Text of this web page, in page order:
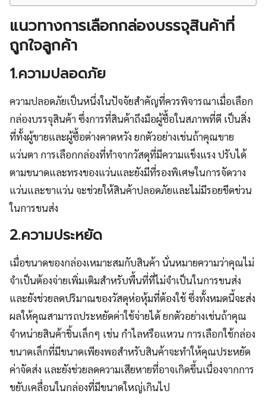
แนวทางการเลือกกล่องบรรจุสินค้าที่
ถูกใจลูกค้า
1.ความปลอดภัย
ความปลอดภัยเป็นหนึ่งในปัจจัยสำคัญที่ควรพิจารณาเมื่อเลือก
กล่องบรรจุสินค้า ซึ่งการที่สินค้าถึงมือผู้ซื้อในสภาพที่ดี เป็นสิ่ง
ที่ทั้งผู้ขายและผู้ซื้อต่างคาดหวัง ยกตัวอย่างเช่นถ้าคุณขาย
แว่นตา การเลือกกล่องที่ทำจากวัสดุที่มีความแข็งแรง ปรับได้
ตามขนาดและทรงของแว่นและยังมีที่รองพิเศษในการจัดวาง
แว่นและขาแว่น จะช่วยให้สินค้าปลอดภัยและไม่มีรอยขีดข่วน
ในการขนส่ง
2.ความประหยัด
เมื่อขนาดของกล่องเหมาะสมกับสินค้า นั่นหมายความว่าคุณไม่
จำเป็นต้องจ่ายเพิ่มเติมสำหรับพื้นที่ที่ไม่จำเป็นในการขนส่ง
และยังช่วยลดปริมาณของวัสดุห่อหุ้มที่ต้องใช้ ซึ่งทั้งหมดนี้จะส่ง
ผลให้คุณสามารถประหยัดค่าใช้จ่ายได้ ยกตัวอย่างเช่นถ้าคุณ
จำหน่ายสินค้าชิ้นเล็กๆ เช่น กำไลหรือแหวน การเลือกใช้กล่อง
ขนาดเล็กที่มีขนาดเพียงพอสำหรับสินค้าจะทำให้คุณประหยัด
ค่าจัดส่ง และยังช่วยลดความเสียหายที่อาจเกิดขึ้นเนื่องจากการ
ขยับเคลื่อนในกล่องที่มีขนาดใหญ่เกินไป